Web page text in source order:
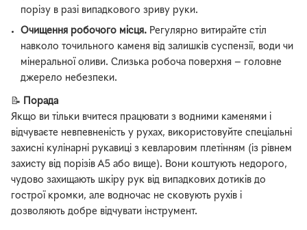
порізу в разі випадкового зриву руки.
Очищення робочого місця. Регулярно витирайте стіл
навколо точильного каменя від залишків суспензії, води чи
мінеральної оливи. Слизька робоча поверхня — головне
джерело небезпеки.
📝
Порада
Якщо ви тільки вчитеся працювати з водними каменями і
відчуваєте невпевненість у рухах, використовуйте спеціальні
захисні кулінарні рукавиці з кевларовим плетінням (із рівнем
захисту від порізів А5 або вище). Вони коштують недорого,
чудово захищають шкіру рук від випадкових дотиків до
гострої кромки, але водночас не сковують рухів і
дозволяють добре відчувати інструмент.